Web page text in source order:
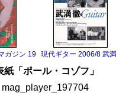
ガジン 1983/6 ボーイ・ジョージ
現代ギター 2006/8 武
「ポール・コゾフ」